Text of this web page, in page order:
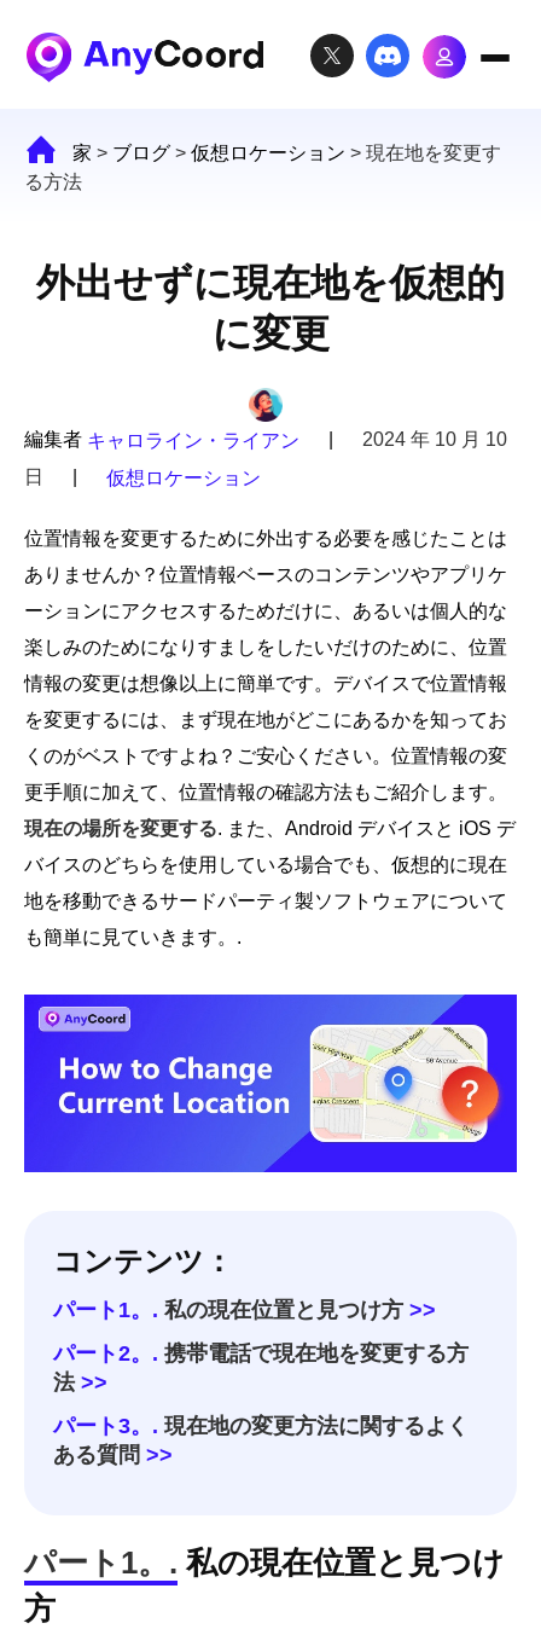
家 > ブログ > 仮想ロケーション > 現在地を変更す
る方法
外出せずに現在地を仮想的
に変更
編集者 キャロライン・ライアン
2024 年 10 月 10
日
仮想ロケーション
位置情報を変更するために外出する必要を感じたことは
ありませんか？位置情報ベースのコンテンツやアプリケ
ーションにアクセスするためだけに、あるいは個人的な
楽しみのためになりすましをしたいだけのために、位置
情報の変更は想像以上に簡単です。デバイスで位置情報
を変更するには、まず現在地がどこにあるかを知ってお
くのがベストですよね？ご安心ください。位置情報の変
更手順に加えて、位置情報の確認方法もご紹介します。
現在の場所を変更する. また、Android デバイスと iOS デ
バイスのどちらを使用している場合でも、仮想的に現在
地を移動できるサードパーティ製ソフトウェアについて
も簡単に見ていきます。.
コンテンツ：
パート1。. 私の現在位置と見つけ方 >>
パート2。. 携帯電話で現在地を変更する方
法>>
パート3。. 現在地の変更方法に関するよく
ある質問 >>
パート1。. 私の現在位置と見つけ
方